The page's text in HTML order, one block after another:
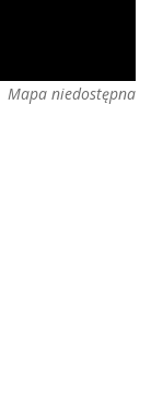
Mapa niedostępna